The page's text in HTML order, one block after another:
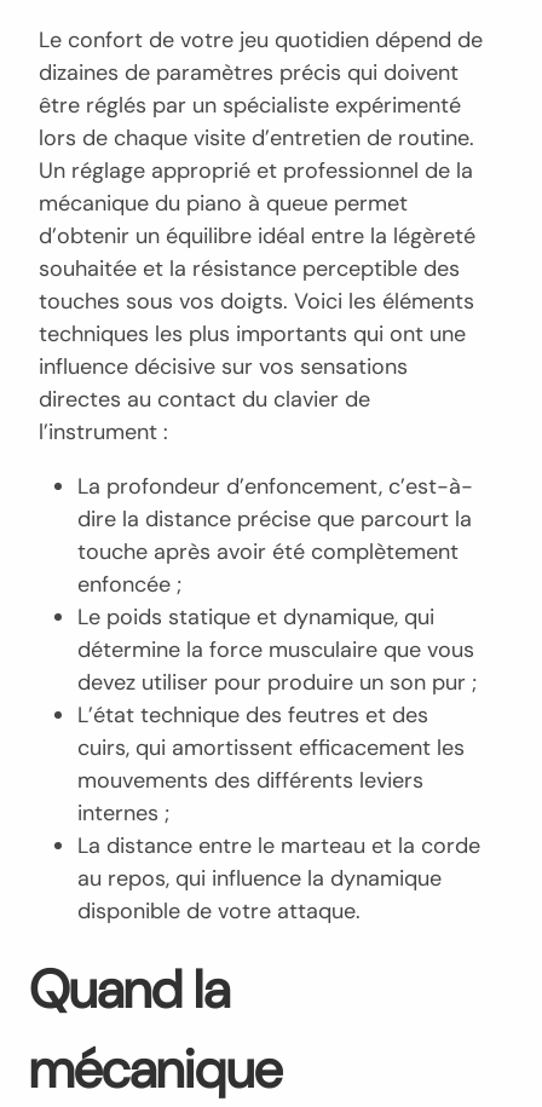
Le confort de votre jeu quotidien dépend de
dizaines de paramètres précis qui doivent
être réglés par un spécialiste expérimenté
lors de chaque visite d’entretien de routine.
Un réglage approprié et professionnel de la
mécanique du piano à queue permet
d’obtenir un équilibre idéal entre la légèreté
souhaitée et la résistance perceptible des
touches sous vos doigts. Voici les éléments
techniques les plus importants qui ont une
influence décisive sur vos sensations
directes au contact du clavier de
l’instrument :
La profondeur d’enfoncement, c’est-à-
dire la distance précise que parcourt la
touche après avoir été complètement
enfoncée ;
Le poids statique et dynamique, qui
détermine la force musculaire que vous
devez utiliser pour produire un son pur ;
L’état technique des feutres et des
cuirs, qui amortissent efficacement les
mouvements des différents leviers
internes ;
La distance entre le marteau et la corde
au repos, qui influence la dynamique
disponible de votre attaque.
Quand la
mécanique